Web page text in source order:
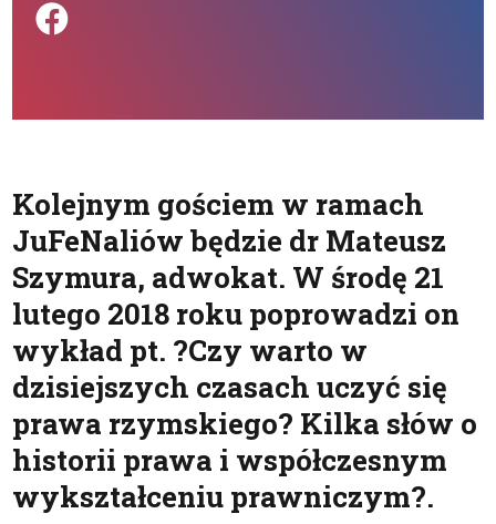
Podziel się na FB
Kolejnym gościem w ramach
JuFeNaliów będzie dr Mateusz
Szymura, adwokat. W środę 21
lutego 2018 roku poprowadzi on
wykład pt. ?Czy warto w
dzisiejszych czasach uczyć się
prawa rzymskiego? Kilka słów o
historii prawa i współczesnym
wykształceniu prawniczym?.